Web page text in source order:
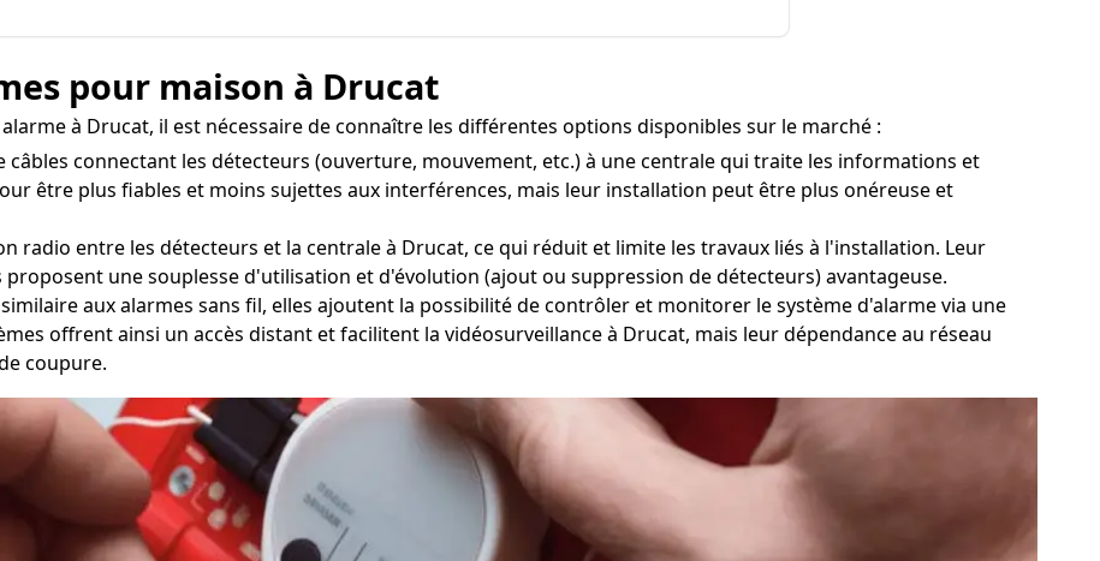
pour maison à Drucat
à Drucat, il est nécessaire de connaître les différentes options disponibles sur le marché :
câbles connectant les détecteurs (ouverture, mouvement, etc.) à une centrale qui traite les informations et
être plus fiables et moins sujettes aux interférences, mais leur installation peut être plus onéreuse et
radio entre les détecteurs et la centrale à Drucat, ce qui réduit et limite les travaux liés à l'installation. Leur
une souplesse d'utilisation et d'évolution (ajout ou suppression de détecteurs) avantageuse.
aux alarmes sans fil, elles ajoutent la possibilité de contrôler et monitorer le système d'alarme via une
offrent ainsi un accès distant et facilitent la vidéosurveillance à Drucat, mais leur dépendance au réseau
coupure.